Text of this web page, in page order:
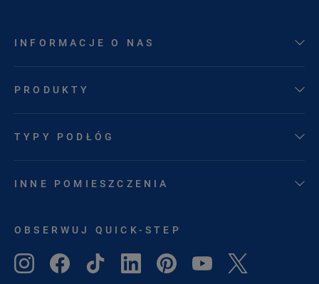
INFORMACJE O NAS
PRODUKTY
TYPY PODŁÓG
INNE POMIESZCZENIA
OBSERWUJ QUICK-STEP